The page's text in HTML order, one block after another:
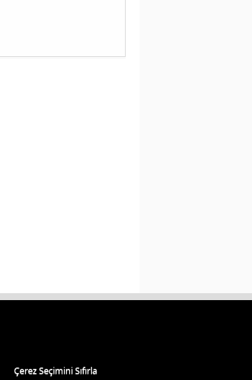
Çerez Seçimini Sıfırla